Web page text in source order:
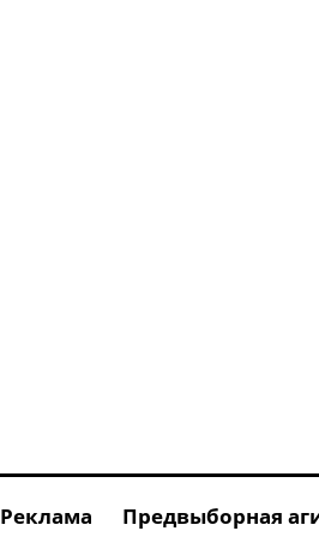
Реклама Предвыборная